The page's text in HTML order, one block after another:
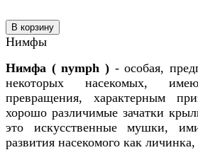
В корзину
Нимфы
Нимфа ( nymph )- особая,
некоторых насекомых,
превращения, характерным
хорошо различимые зачатки
это искусственные мушки,
развития насекомого как